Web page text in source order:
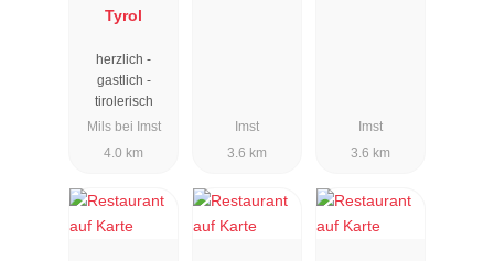
Tyrol
herzlich -
gastlich -
tirolerisch
Mils bei Imst
4.0 km
Imst
3.6 km
Imst
3.6 km